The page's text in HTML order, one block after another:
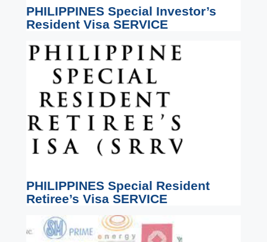
PHILIPPINES Special Investor’s
Resident Visa SERVICE
PHILIPPINES Special Resident
Retiree’s Visa SERVICE